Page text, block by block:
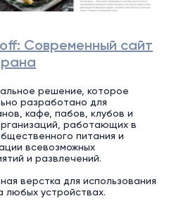
Современный сайт
решение, которое
разработано для
кафе, пабов, клубов и
работающих в
питания и
всевозможных
и развлечений.
верстка для использования
любых устройствах.